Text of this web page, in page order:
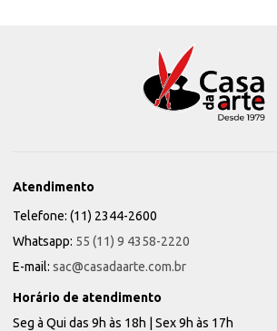
Atendimento
Telefone: (11) 2344-2600
Whatsapp: 55 (11) 9 4358-2220
E-mail: sac@casadaarte.com.br
Horário de atendimento
Seg à Qui das 9h às 18h | Sex 9h às 17h